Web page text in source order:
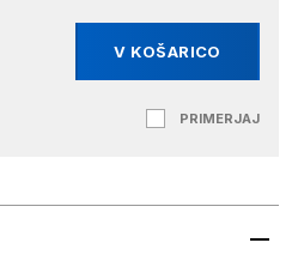
V KOŠARICO
PRIMERJAJ